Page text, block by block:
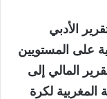
الأدبي
على المستويين
المالي إلى
المغربية لكرة